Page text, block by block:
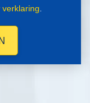
verklaring